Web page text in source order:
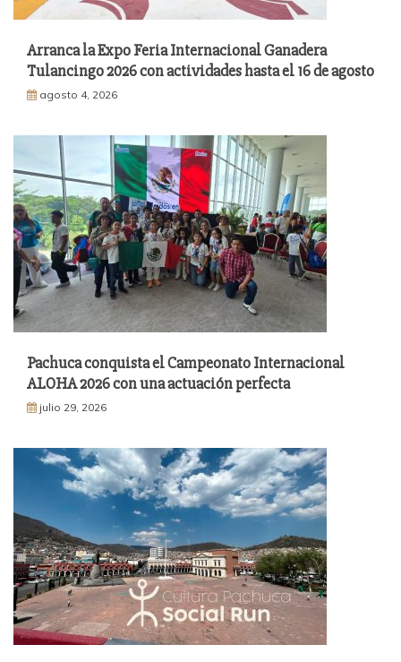
Arranca la Expo Feria Internacional Ganadera
Tulancingo 2026 con actividades hasta el 16 de agosto
agosto 4, 2026
Pachuca conquista el Campeonato Internacional
ALOHA 2026 con una actuación perfecta
julio 29, 2026